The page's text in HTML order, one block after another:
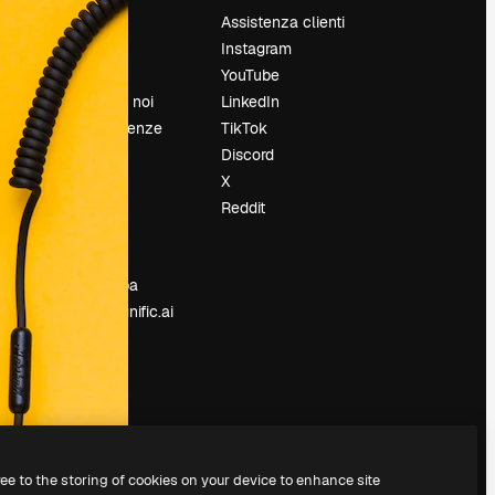
Prezzi
Chi siamo
Recensioni
Lavora con noi
Cerca tendenze
Blog
Eventi
Slidesgo
Vendi i tuoi
contenuti
Sala stampa
Cerchi magnific.ai
Assistenza clienti
Instagram
YouTube
LinkedIn
TikTok
Discord
X
Reddit
to the storing of cookies on your device to enhance site